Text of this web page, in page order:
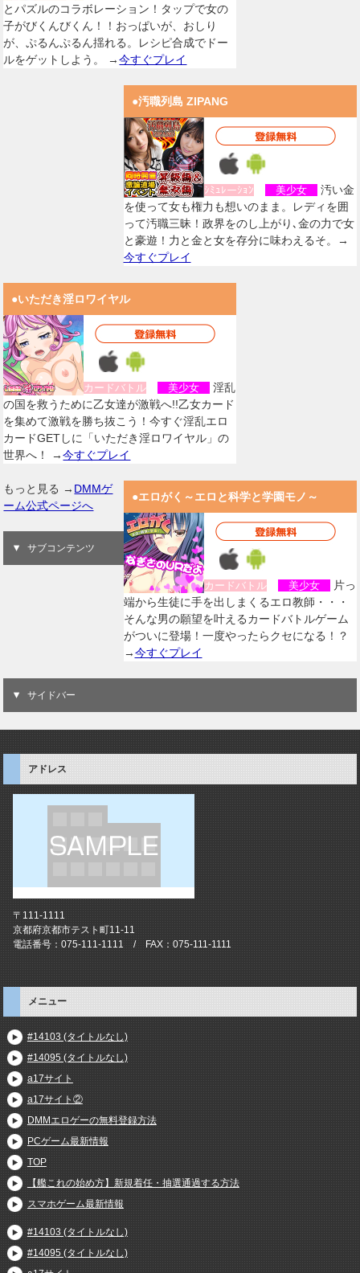
とパズルのコラボレーション！タップで女の
子がびくんびくん！！おっぱいが、おしり
が、ぷるんぷるん揺れる。レシピ合成でドー
ルをゲットしよう。 →今すぐプレイ
●汚職列島 ZIPANG
ｼﾐｭﾚーｼｮﾝ 美少女
汚い金
を使って女も権力も想いのまま。レディを囲
って汚職三昧！政界をのし上がり､金の力で女
と豪遊！力と金と女を存分に味わえるそ。→
今すぐプレイ
●いただき淫ロワイヤル
カードバトル 美少女
淫乱
の国を救うために乙女達が激戦へ!!乙女カード
を集めて激戦を勝ち抜こう！今すぐ淫乱エロ
カードGETしに「いただき淫ロワイヤル」の
世界へ！ →今すぐプレイ
●エロがく～エロと科学と学園モノ～
カードバトル 美少女
片っ
端から生徒に手を出しまくるエロ教師・・・
そんな男の願望を叶えるカードバトルゲーム
がついに登場！一度やったらクセになる！？
→今すぐプレイ
もっと見る → DMMゲ
ーム公式ページへ
サブコンテンツ
サイドバー
アドレス
〒111-1111
京都府京都市テスト町11-11
電話番号：075-111-1111 / FAX：075-111-1111
メニュー
#14103 (タイトルなし)
#14095 (タイトルなし)
a17サイト
a17サイト②
DMMエロゲーの無料登録方法
PCゲーム最新情報
TOP
【艦これの始め方】新規着任・抽選通過する方法
スマホゲーム最新情報
#14103 (タイトルなし)
#14095 (タイトルなし)